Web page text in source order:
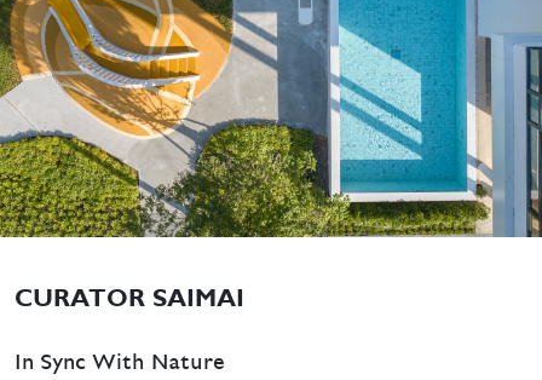
CURATOR SAIMAI
In Sync With Nature